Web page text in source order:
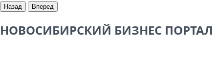
Назад Вперед
НОВОСИБИРСКИЙ БИЗНЕС ПОРТАЛ